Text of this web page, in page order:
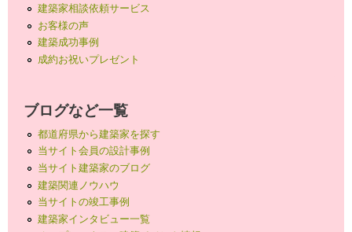
建築家相談依頼サービス
お客様の声
建築成功事例
成約お祝いプレゼント
ブログなど一覧
都道府県から建築家を探す
当サイト会員の設計事例
当サイト建築家のブログ
建築関連ノウハウ
当サイトの竣工事例
建築家インタビュー一覧